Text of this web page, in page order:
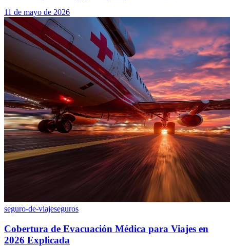
11 de mayo de 2026
seguro-de-viajeseguros
Cobertura de Evacuación Médica para Viajes en
2026 Explicada